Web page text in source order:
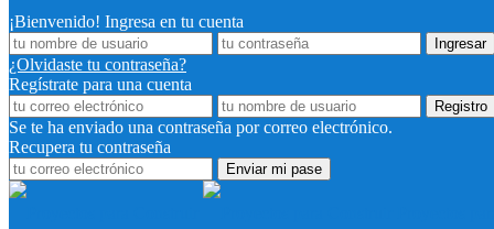
¡Bienvenido! Ingresa en tu cuenta
¿Olvidaste tu contraseña?
Regístrate para una cuenta
Se te ha enviado una contraseña por correo electrónico.
Recupera tu contraseña